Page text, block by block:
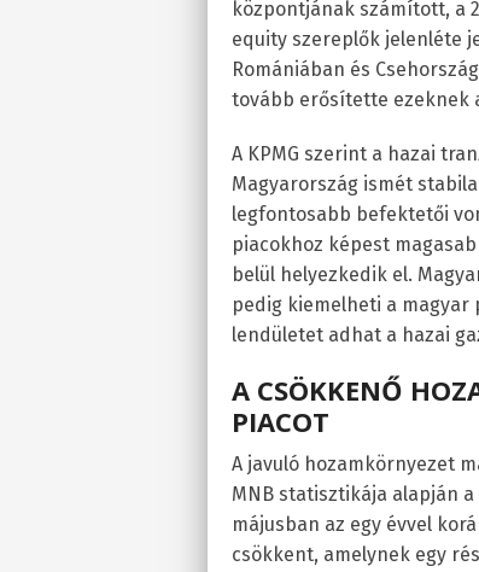
központjának számított, a
equity szereplők jelenléte
Romániában és
tovább erősítette ezeknek
A KPMG szerint a hazai
Magyarország ismét
legfontosabb befektetői
piacokhoz képest
belül helyezkedik el.
pedig kiemelheti a magyar
lendületet adhat a hazai
A CSÖKKENŐ
PIACOT
A javuló hozamkörnyezet
MNB statisztikája alapján
májusban az egy évvel
csökkent, amelynek egy